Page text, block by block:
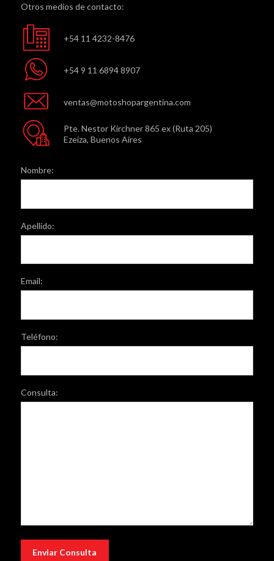
Otros medios de contacto:
+54 11 4232-8476
+54 9 11 6894 8907
ventas@motoshopargentina.com
Pte. Nestor Kirchner 865 ex (Ruta 205)
Ezeiza, Buenos Aires
Nombre:
Apellido:
Email:
Teléfono:
Consulta: